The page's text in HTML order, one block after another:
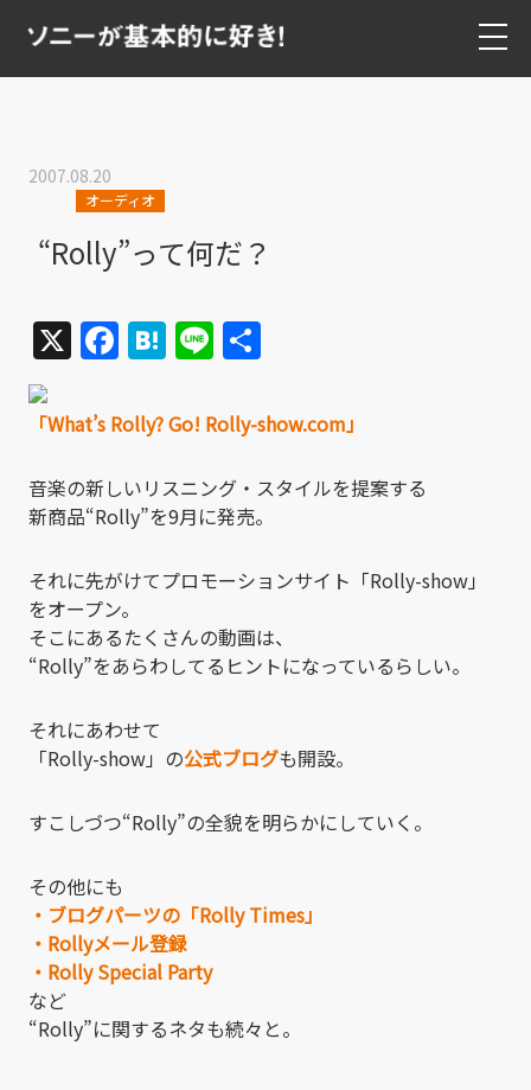
2007.08.20
オーディオ
“Rolly”って何だ？
X Facebook
Hatena
Line
「What’s Rolly? Go! Rolly-show.com」
音楽の新しいリスニング・スタイルを提案する
新商品“Rolly”を9月に発売。
それに先がけてプロモーションサイト「Rolly-show」
をオープン。
そこにあるたくさんの動画は、
“Rolly”をあらわしてるヒントになっているらしい。
それにあわせて
「Rolly-show」の公式ブログも開設。
すこしづつ“Rolly”の全貌を明らかにしていく。
その他にも
・ブログパーツの「Rolly Times」
・Rollyメール登録
・Rolly Special Party
など
“Rolly”に関するネタも続々と。